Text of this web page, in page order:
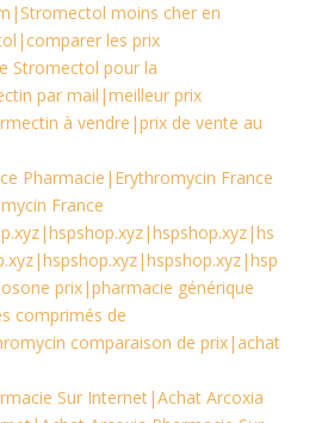
moins cher en
les prix
Stromectol pour la
par mail|meilleur prix
à vendre|prix de vente au
Pharmacie|Erythromycin France
France
prix|pharmacie générique
comprimés de
comparaison de prix|achat
Sur Internet|Achat Arcoxia